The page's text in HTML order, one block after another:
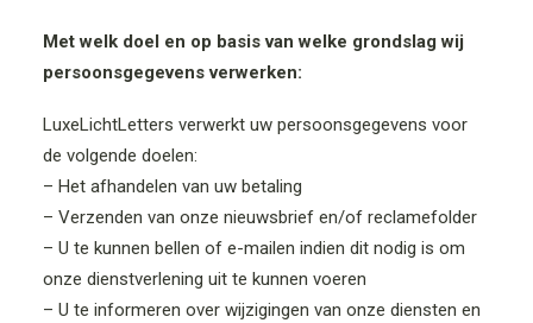
Met welk doel en op basis van welke grondslag wij
persoonsgegevens verwerken:
LuxeLichtLetters verwerkt uw persoonsgegevens voor
de volgende doelen:
– Het afhandelen van uw betaling
– Verzenden van onze nieuwsbrief en/of reclamefolder
– U te kunnen bellen of e-mailen indien dit nodig is om
onze dienstverlening uit te kunnen voeren
– U te informeren over wijzigingen van onze diensten en